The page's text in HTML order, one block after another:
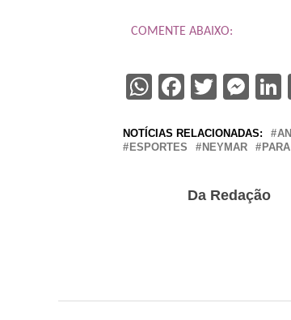
COMENTE ABAIXO:
WhatsApp
Facebook
NOTÍCIAS RELACIONADAS:
ESPORTES
NEYMAR PARA
Da Redação